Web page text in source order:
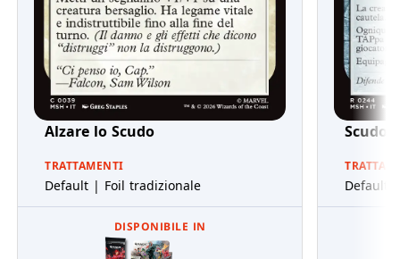
Alzare lo Scudo
TRATTAMENTI
Default | Foil tradizionale
DISPONIBILE IN
Scudo
Default